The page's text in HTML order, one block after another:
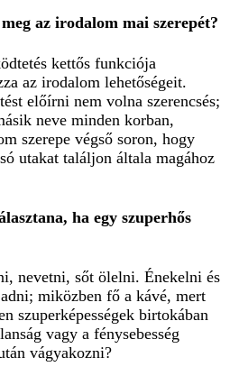
az irodalom mai szerepét?
kettős funkciója
az irodalom lehetőségeit.
előírni nem volna szerencsés;
neve minden korban,
szerepe végső soron, hogy
utakat találjon általa magához
ha egy szuperhős
nevetni, sőt ölelni. Énekelni és
miközben fő a kávé, mert
szuperképességek birtokában
vagy a fénysebesség
vágyakozni?